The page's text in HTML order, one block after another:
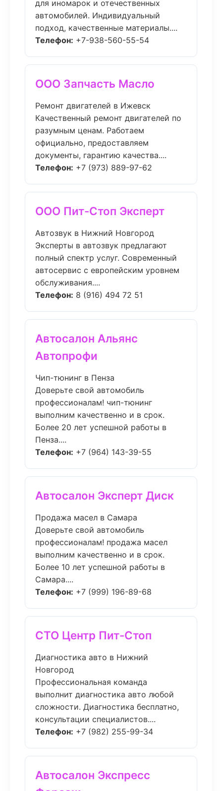
для иномарок и отечественных
автомобилей. Индивидуальный
подход, качественные материалы....
Телефон: +7-938-560-55-54
ООО Запчасть Масло
Ремонт двигателей в Ижевск
Качественный ремонт двигателей по
разумным ценам. Работаем
официально, предоставляем
документы, гарантию качества....
Телефон: +7 (973) 889-97-62
ООО Пит-Стоп Эксперт
Автозвук в Нижний Новгород
Эксперты в автозвук предлагают
полный спектр услуг. Современный
автосервис с европейским уровнем
обслуживания....
Телефон: 8 (916) 494 72 51
Автосалон Альянс
Автопрофи
Чип-тюнинг в Пенза
Доверьте свой автомобиль
профессионалам! чип-тюнинг
выполним качественно и в срок.
Более 20 лет успешной работы в
Пенза....
Телефон: +7 (964) 143-39-55
Автосалон Эксперт Диск
Продажа масел в Самара
Доверьте свой автомобиль
профессионалам! продажа масел
выполним качественно и в срок.
Более 10 лет успешной работы в
Самара....
Телефон: +7 (999) 196-89-68
СТО Центр Пит-Стоп
Диагностика авто в Нижний
Новгород
Профессиональная команда
выполнит диагностика авто любой
сложности. Диагностика бесплатно,
консультации специалистов....
Телефон: +7 (982) 255-99-34
Автосалон Экспресс